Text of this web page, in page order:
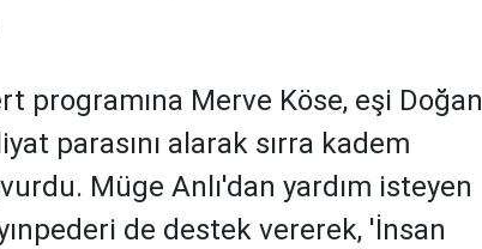
programına Merve Köse, eşi Doğan
parasını alarak sırra kadem
Müge Anlı'dan yardım isteyen
de destek vererek, 'İnsan